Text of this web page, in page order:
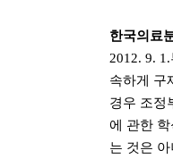
한국의료
2012. 9.
속하게 구
경우 조정
에 관한
는 것은